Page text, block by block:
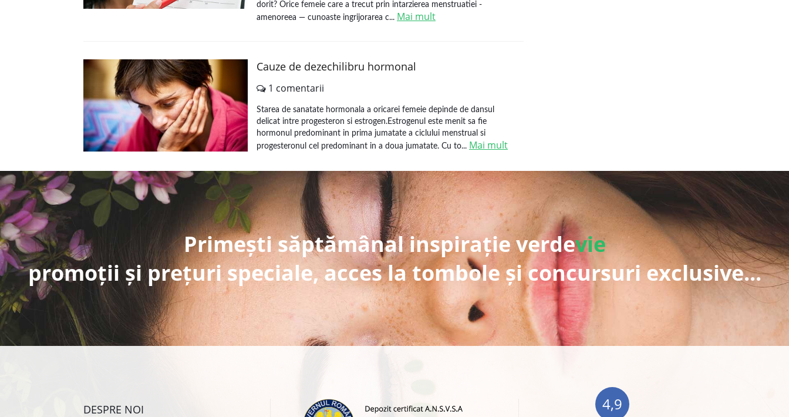
dorit? Orice femeie care a trecut prin intarzierea menstruatiei -
amenoreea — cunoaste ingrijorarea c... Mai mult
Cauze de dezechilibru hormonal
1 comentarii
Starea de sanatate hormonala a oricarei femeie depinde de dansul
delicat intre progesteron si estrogen.Estrogenul este menit sa fie
hormonul predominant in prima jumatate a ciclului menstrual si
progesteronul cel predominant in a doua jumatate. Cu to... Mai mult
Primești săptămânal inspirație verdevie
promoții și prețuri speciale, acces la tombole și concursuri exclusive...
DESPRE NOI
4,9